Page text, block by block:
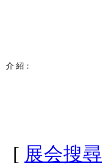
介 紹：
[ 展会搜尋